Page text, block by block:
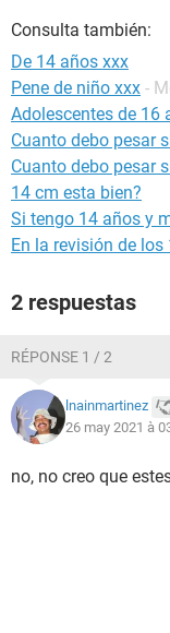
Consulta también:
De 14 años xxx
Pene de niño xxx -
Adolescentes de 16
Cuanto debo pesar
Cuanto debo pesar
14 cm esta bien?
Si tengo 14 años y
En la revisión de
2 respuestas
RÉPONSE 1 / 2
lnainmartinez
26 may 2021 à
no, no creo que